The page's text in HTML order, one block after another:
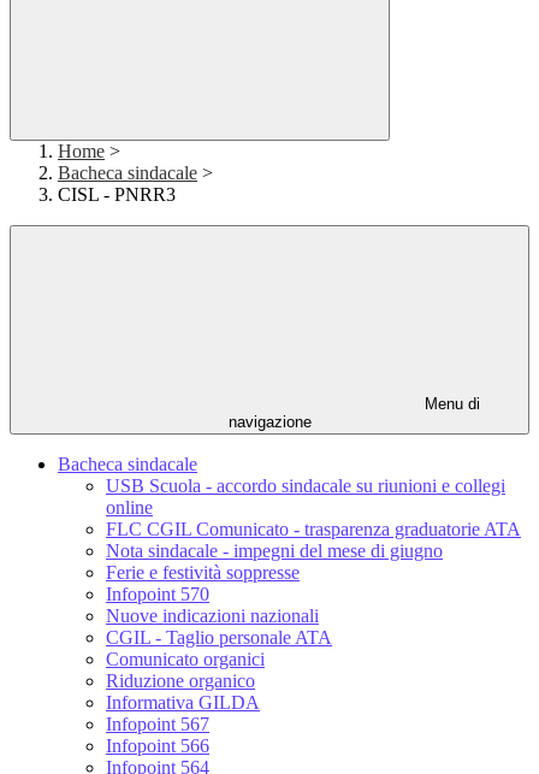
Home >
Bacheca sindacale >
CISL - PNRR3
Menu di
navigazione
Bacheca sindacale
USB Scuola - accordo sindacale su riunioni e collegi
online
FLC CGIL Comunicato - trasparenza graduatorie ATA
Nota sindacale - impegni del mese di giugno
Ferie e festività soppresse
Infopoint 570
Nuove indicazioni nazionali
CGIL - Taglio personale ATA
Comunicato organici
Riduzione organico
Informativa GILDA
Infopoint 567
Infopoint 566
Infopoint 564